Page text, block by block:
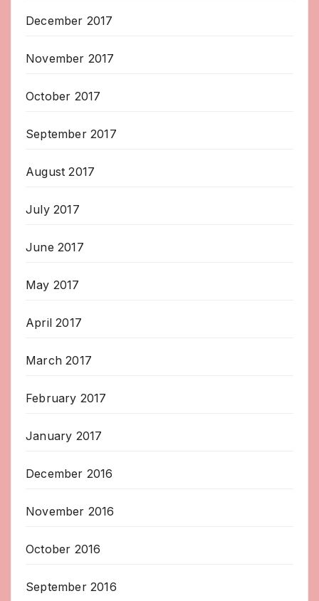
December 2017
November 2017
October 2017
September 2017
August 2017
July 2017
June 2017
May 2017
April 2017
March 2017
February 2017
January 2017
December 2016
November 2016
October 2016
September 2016